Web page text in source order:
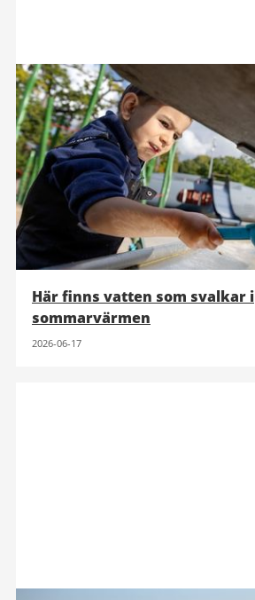
Här finns vatten som svalkar i
sommarvärmen
2026-06-17